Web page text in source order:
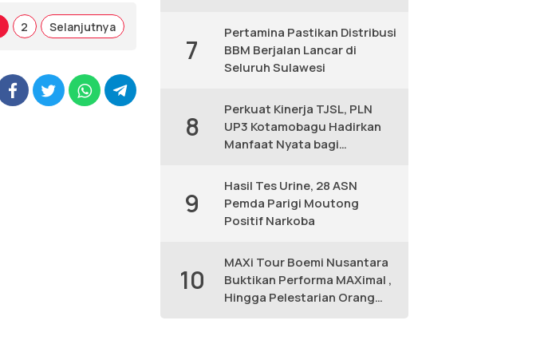
2 Selanjutnya
7
Pertamina Pastikan Distribusi
BBM Berjalan Lancar di
Seluruh Sulawesi
8
Perkuat Kinerja TJSL, PLN
UP3 Kotamobagu Hadirkan
Manfaat Nyata bagi
9
Hasil Tes Urine, 28 ASN
Pemda Parigi Moutong
Positif Narkoba
10
MAXi Tour Boemi Nusantara
Buktikan Performa MAXimal ,
Hingga Pelestarian Orang